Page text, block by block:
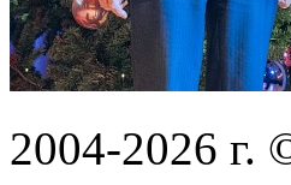
2004-2026 г.